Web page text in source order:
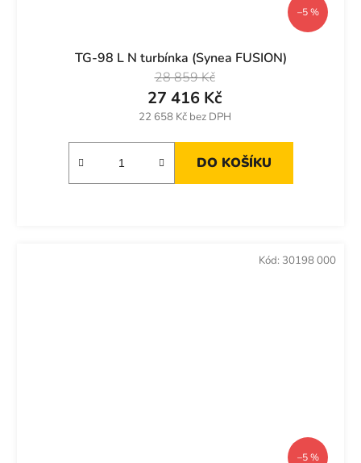
–5 %
TG-98 L N turbínka (Synea FUSION)
22 658 Kč bez DPH
27 416 Kč
28 859 Kč
DO KOŠÍKU
–5 %
Kód: 30198 000